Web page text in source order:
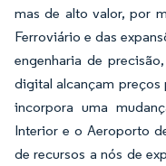
mas de alto valor, por
Ferroviário e das
engenharia de
digital alcançam preços
incorpora uma
Interior e o Aeroporto
de recursos a nós de